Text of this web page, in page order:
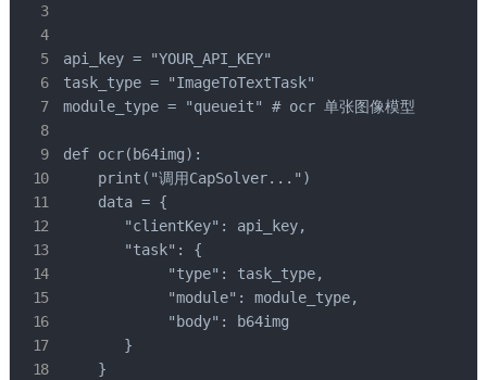
api_key = "YOUR_API_KEY"
task_type = "ImageToTextTask"
module_type = "queueit" # ocr 单张图像模型
def ocr(b64img):
    print("调用CapSolver...")
    data = {
       "clientKey": api_key,
       "task": {
            "type": task_type,
            "module": module_type,
            "body": b64img
       }
    }